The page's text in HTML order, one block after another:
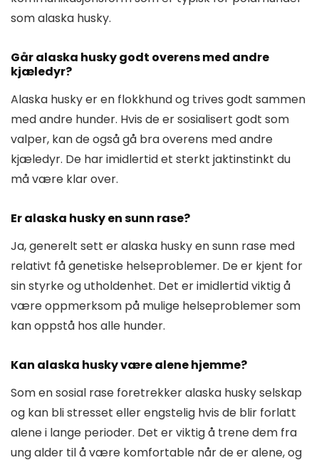
som alaska husky.
Går alaska husky godt overens med andre
kjæledyr?
Alaska husky er en flokkhund og trives godt sammen
med andre hunder. Hvis de er sosialisert godt som
valper, kan de også gå bra overens med andre
kjæledyr. De har imidlertid et sterkt jaktinstinkt du
må være klar over.
Er alaska husky en sunn rase?
Ja, generelt sett er alaska husky en sunn rase med
relativt få genetiske helseproblemer. De er kjent for
sin styrke og utholdenhet. Det er imidlertid viktig å
være oppmerksom på mulige helseproblemer som
kan oppstå hos alle hunder.
Kan alaska husky være alene hjemme?
Som en sosial rase foretrekker alaska husky selskap
og kan bli stresset eller engstelig hvis de blir forlatt
alene i lange perioder. Det er viktig å trene dem fra
ung alder til å være komfortable når de er alene, og